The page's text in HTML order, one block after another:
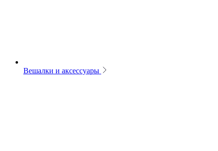
Вешалки и аксессуары